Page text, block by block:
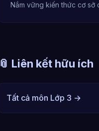
Nắm vững kiến thức cơ sở
📎 Liên kết hữu ích
Tất cả môn Lớp 3 →